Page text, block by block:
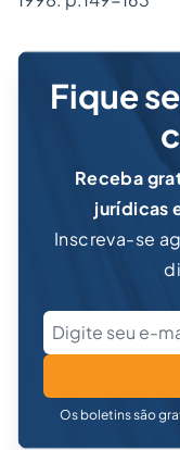
Fique
Receba
jurídicas
Inscreva-se
Os boletins são